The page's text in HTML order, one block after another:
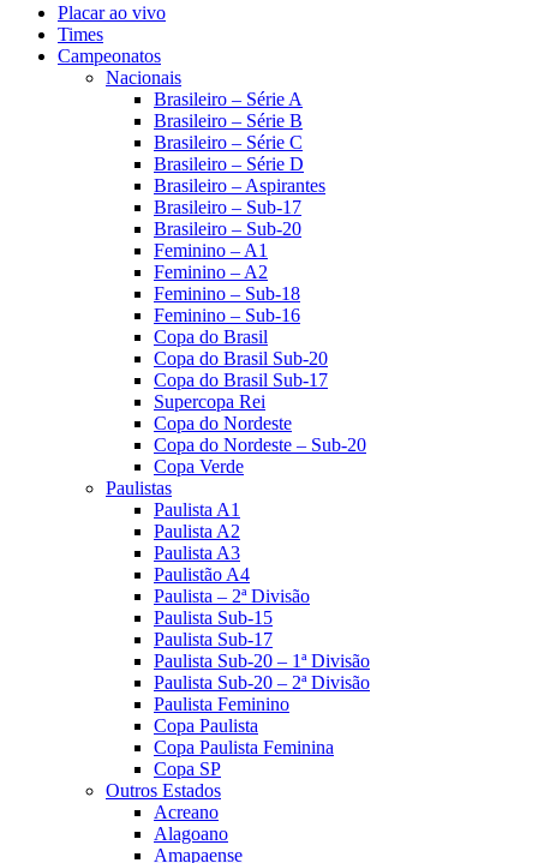
Placar ao vivo
Times
Campeonatos
Nacionais
Brasileiro – Série A
Brasileiro – Série B
Brasileiro – Série C
Brasileiro – Série D
Brasileiro – Aspirantes
Brasileiro – Sub-17
Brasileiro – Sub-20
Feminino – A1
Feminino – A2
Feminino – Sub-18
Feminino – Sub-16
Copa do Brasil
Copa do Brasil Sub-20
Copa do Brasil Sub-17
Supercopa Rei
Copa do Nordeste
Copa do Nordeste – Sub-20
Copa Verde
Paulistas
Paulista A1
Paulista A2
Paulista A3
Paulistão A4
Paulista – 2ª Divisão
Paulista Sub-15
Paulista Sub-17
Paulista Sub-20 – 1ª Divisão
Paulista Sub-20 – 2ª Divisão
Paulista Feminino
Copa Paulista
Copa Paulista Feminina
Copa SP
Outros Estados
Acreano
Alagoano
Amapaense